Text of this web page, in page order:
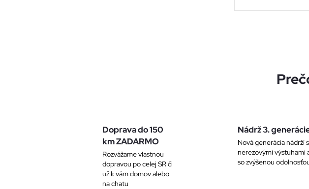
d
a
c
Doprava do 150
km ZADARMO
Rozvážame vlastnou
dopravou po celej SR či
už k vám domov alebo
na chatu
Nádrž 3.
Nová generácia nádrží s
nerezovými výstuhami
so zvýšenou